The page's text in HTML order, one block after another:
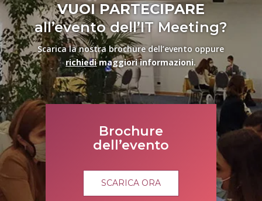
VUOI PARTECIPARE
all’evento dell’IT Meeting?
Scarica la nostra brochure dell’evento oppure
richiedimaggiori informazioni.
Brochure
dell’evento
SCARICA ORA